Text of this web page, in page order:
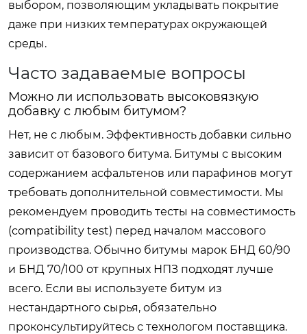
выбором, позволяющим укладывать покрытие
даже при низких температурах окружающей
среды.
Часто задаваемые вопросы
Можно ли использовать высоковязкую
добавку с любым битумом?
Нет, не с любым. Эффективность добавки сильно
зависит от базового битума. Битумы с высоким
содержанием асфальтенов или парафинов могут
требовать дополнительной совместимости. Мы
рекомендуем проводить тесты на совместимость
(compatibility test) перед началом массового
производства. Обычно битумы марок БНД 60/90
и БНД 70/100 от крупных НПЗ подходят лучше
всего. Если вы используете битум из
нестандартного сырья, обязательно
проконсультируйтесь с технологом поставщика.